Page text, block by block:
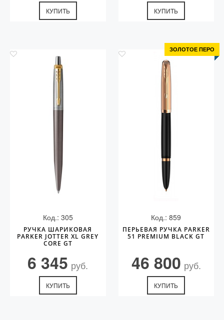
КУПИТЬ КУПИТЬ
Код.: 305
РУЧКА ШАРИКОВАЯ
PARKER JOTTER XL GREY
CORE GT
6 345 руб.
КУПИТЬ
ЗОЛОТОЕ ПЕРО
Код.: 859
ПЕРЬЕВАЯ РУЧКА PARKER
51 PREMIUM BLACK GT
46 800 руб.
КУПИТЬ